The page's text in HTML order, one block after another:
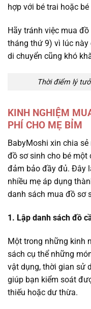
hợp với bé trai hoặc bé
Hãy tránh việc mua
tháng thứ 9) vì lúc này
di chuyển cũng khó
Thời điểm lý
KINH NGHIỆM
PHÍ CHO MẸ BỈM
BabyMoshi xin chia
đồ sơ sinh cho bé một
đảm bảo đầy đủ. Đây
nhiều mẹ áp dụng
danh sách mua đồ sơ
1. Lập danh sách đồ
Một trong những kinh
sách cụ thể những
vật dụng, thời gian sử
giúp bạn kiểm soát
thiếu hoặc dư thừa.